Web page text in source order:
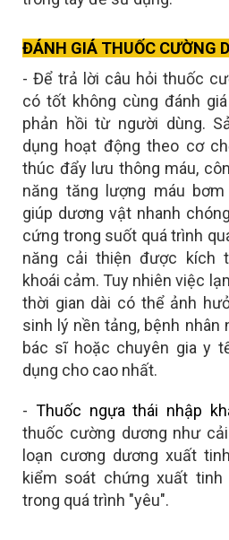
ĐÁNH GIÁ THUỐC CƯỜNG
- Để trả lời câu hỏi thuốc
có tốt không cùng đánh
phản hồi từ người dùng.
dụng hoạt động theo cơ
thúc đẩy lưu thông máu,
năng tăng lượng máu
giúp dương vật nhanh
cứng trong suốt quá trình
năng cải thiện được kích
khoái cảm. Tuy nhiên việc
thời gian dài có thể ảnh
sinh lý nền tảng, bệnh nhân
bác sĩ hoặc chuyên gia y
dụng cho cao nhất.
- Thuốc ngựa thái nhập
thuốc cường dương như
loạn cương dương xuất
kiểm soát chứng xuất
trong quá trình "yêu".